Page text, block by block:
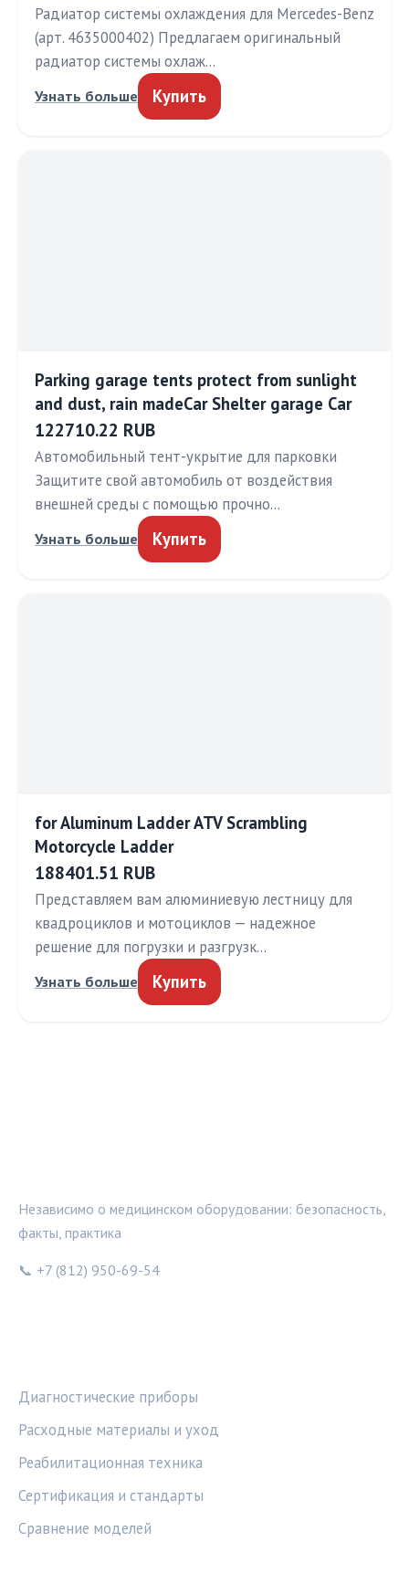
Радиатор системы охлаждения для Mercedes-Benz
(арт. 4635000402) Предлагаем оригинальный
радиатор системы охлаж…
Узнать больше Купить
Parking garage tents protect from sunlight
and dust, rain madeCar Shelter garage Car
122710.22 RUB
Автомобильный тент-укрытие для парковки
Защитите свой автомобиль от воздействия
внешней среды с помощью прочно…
Узнать больше Купить
for Aluminum Ladder ATV Scrambling
Motorcycle Ladder
188401.51 RUB
Представляем вам алюминиевую лестницу для
квадроциклов и мотоциклов — надежное
решение для погрузки и разгрузк…
Узнать больше Купить
Независимо о медицинском оборудовании: безопасность,
факты, практика
📞 +7 (812) 950-69-54
Диагностические приборы
Расходные материалы и уход
Реабилитационная техника
Сертификация и стандарты
Сравнение моделей